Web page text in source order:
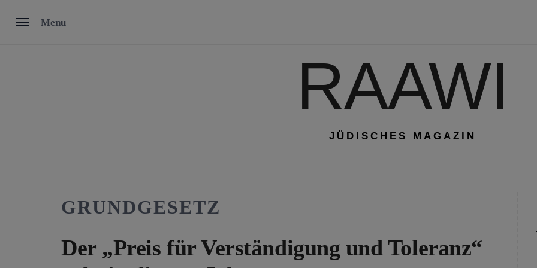
Menu
RAAWI
JÜDISCHES MAGAZIN
GRUNDGESETZ
Der „Preis für Verständigung und Toleranz“